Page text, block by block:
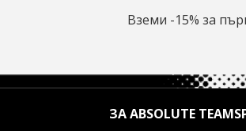
Вземи -15% за
ЗА ABSOLUTE